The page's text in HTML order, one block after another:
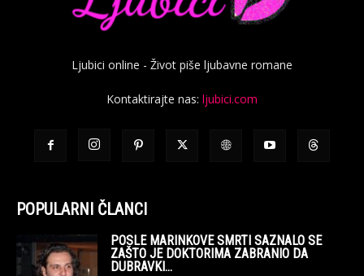
Ljubici online - Život piše ljubavne romane
Kontaktirajte nas: ljubici.com
POPULARNI ČLANCI
POSLE MARINKOVE SMRTI SAZNALO SE
ZAŠTO JE DOKTORIMA ZABRANIO DA
DUBRAVKI...